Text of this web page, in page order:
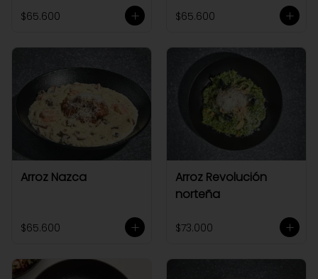
$65.600 $65.600
Arroz Nazca
$65.600
Arroz Revolución
norteña
$73.000